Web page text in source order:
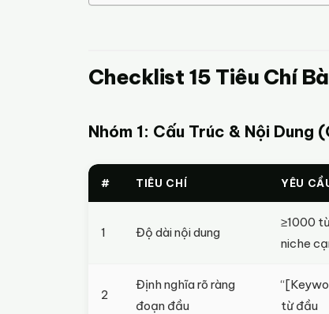
Checklist 15 Tiêu Chí
Nhóm 1: Cấu Trúc & Nội
# TIÊU CHÍ YÊU
1 Độ dài nội dung
≥1000
niche
2
Định nghĩa rõ ràng
đoạn đầu
từ đầu